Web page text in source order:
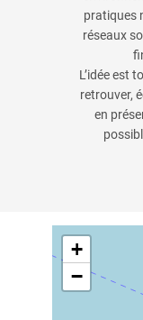
pratiques
réseaux
L’idée est
retrouver,
en
+
−